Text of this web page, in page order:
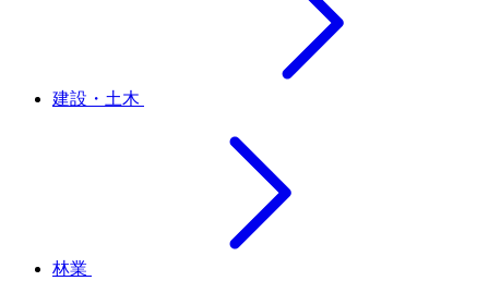
建設・土木
林業